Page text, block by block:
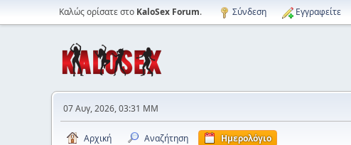
Καλώς ορίσατε στο KaloSex Forum. Σύνδεση Εγγραφείτε
07 Αυγ, 2026, 03:31 ΜΜ
Αρχική Αναζήτηση Ημερολόγιο